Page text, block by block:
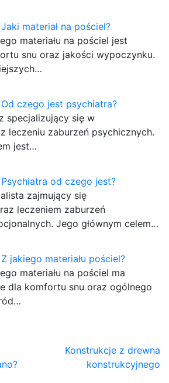
Jaki materiał na pościel?
materiału na pościel jest
snu oraz jakości wypoczynku.
Od czego jest psychiatra?
specjalizujący się w
leczeniu zaburzeń psychicznych.
jest…
Psychiatra od czego jest?
zajmujący się
leczeniem zaburzeń
Jego głównym celem…
Z jakiego materiału pościel?
materiału na pościel ma
dla komfortu snu oraz ogólnego
Konstrukcje z drewna
konstrukcyjnego